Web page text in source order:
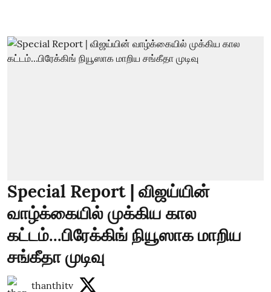
Special Report | விஜய்யின்
வாழ்க்கையில் முக்கிய கால
கட்டம்...பிரேக்கிங் நியூஸாக மாறிய
சங்கீதா முடிவு
thanthitv